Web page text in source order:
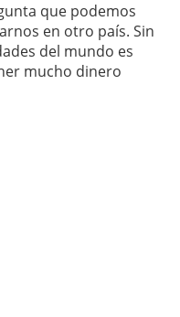
que podemos
en otro país. Sin
del mundo es
mucho dinero